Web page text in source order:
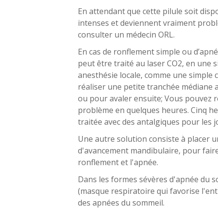
En attendant que cette pilule soit
intenses et deviennent vraiment
consulter un médecin ORL.
En cas de ronflement simple ou
peut être traité au laser CO2, en une
anesthésie locale, comme une
réaliser une petite tranchée médiane
ou pour avaler ensuite; Vous pouvez
problème en quelques heures. Cinq
traitée avec des antalgiques pour les
Une autre solution consiste à placer
d'avancement mandibulaire, pour
ronflement et l'apnée.
Dans les formes sévères d'apnée du
(masque respiratoire qui favorise
des apnées du sommeil.